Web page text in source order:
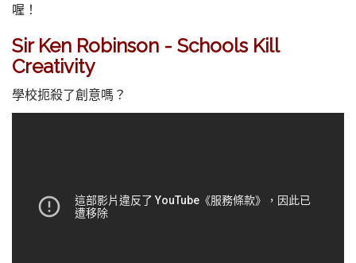
喔！
Sir Ken Robinson - Schools Kill
Creativity
學校扼殺了創意嗎？